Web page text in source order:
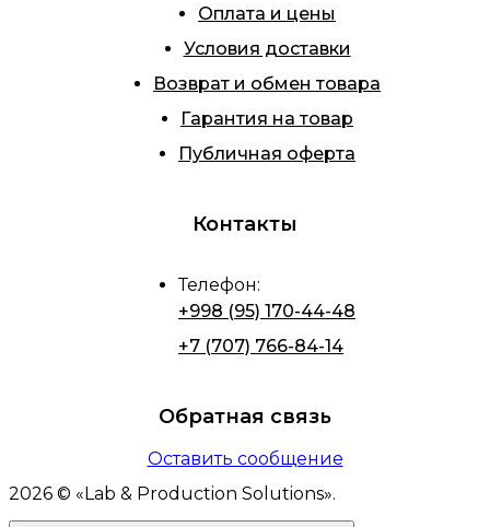
Оплата и цены
Условия доставки
Возврат и обмен товара
Гарантия на товар
Публичная оферта
Контакты
Телефон:
+998 (95) 170-44-48
+7 (707) 766-84-14
Обратная связь
Оставить сообщение
2026 © « Lab & Production Solutions».